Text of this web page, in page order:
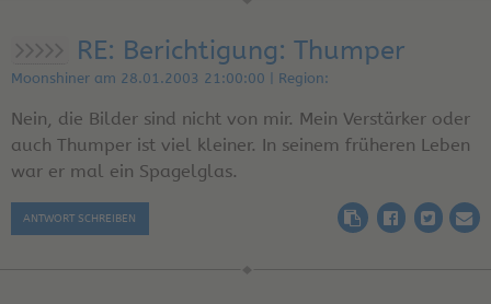
RE: Berichtigung: Thumper
Moonshiner am 28.01.2003 21:00:00 | Region:
Nein, die Bilder sind nicht von mir. Mein Verstärker oder
auch Thumper ist viel kleiner. In seinem früheren Leben
war er mal ein Spagelglas.
ANTWORT SCHREIBEN